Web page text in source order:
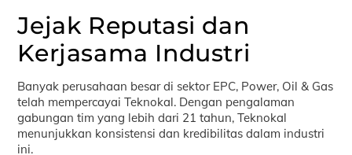
Jejak Reputasi dan
Kerjasama Industri
Banyak perusahaan besar di sektor EPC, Power, Oil & Gas
telah mempercayai Teknokal. Dengan pengalaman
gabungan tim yang lebih dari 21 tahun, Teknokal
menunjukkan konsistensi dan kredibilitas dalam industri
ini.